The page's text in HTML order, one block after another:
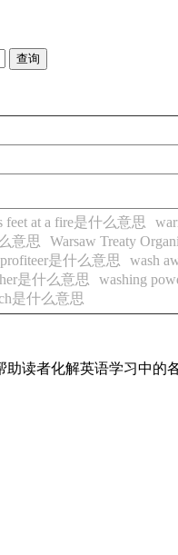
feet at a fire是什么意思
意思 Warsaw Treaty
是什么意思
wash
是什么意思
washing
是什么意思
读者化解英语学习中的